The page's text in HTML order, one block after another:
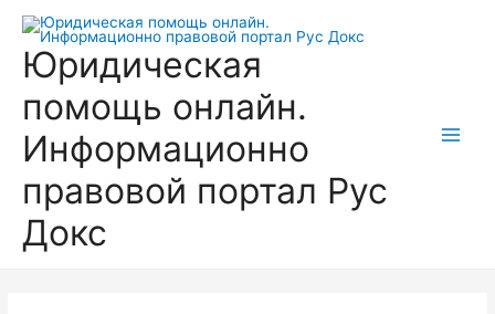
Перейти
содержимому
Юридическая
помощь онлайн.
Информационно
правовой портал Рус
Докс